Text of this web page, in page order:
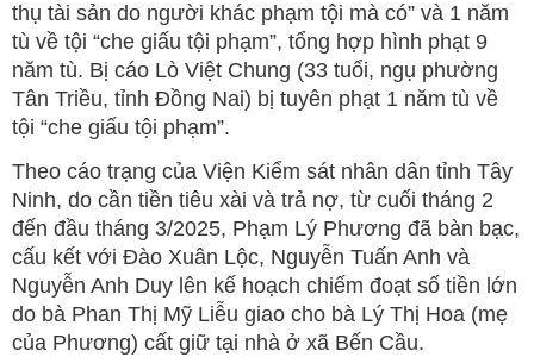
thụ tài sản do người khác phạm tội mà có” và 1 năm
tù về tội “che giấu tội phạm”, tổng hợp hình phạt 9
năm tù. Bị cáo Lò Việt Chung (33 tuổi, ngụ phường
Tân Triều, tỉnh Đồng Nai) bị tuyên phạt 1 năm tù về
tội “che giấu tội phạm”.
Theo cáo trạng của Viện Kiểm sát nhân dân tỉnh Tây
Ninh, do cần tiền tiêu xài và trả nợ, từ cuối tháng 2
đến đầu tháng 3/2025, Phạm Lý Phương đã bàn bạc,
cấu kết với Đào Xuân Lộc, Nguyễn Tuấn Anh và
Nguyễn Anh Duy lên kế hoạch chiếm đoạt số tiền lớn
do bà Phan Thị Mỹ Liễu giao cho bà Lý Thị Hoa (mẹ
của Phương) cất giữ tại nhà ở xã Bến Cầu.